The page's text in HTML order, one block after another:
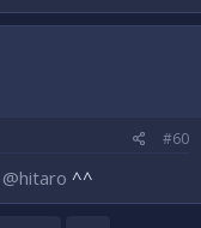
#60
@hitaro ^^